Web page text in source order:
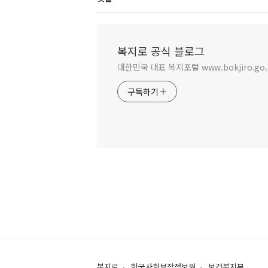
복지로 공식 블로그
대한민국 대표 복지포털
구독하기